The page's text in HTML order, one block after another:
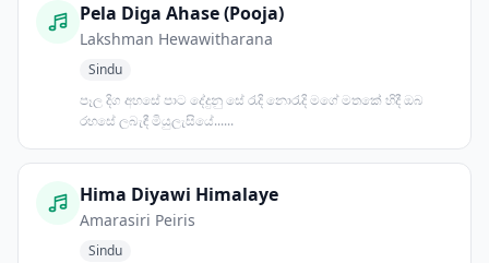
Pela Diga Ahase (Pooja)
Lakshman Hewawitharana
Sindu
පෑල දිග අහසේ පාට දේදුනු සේ රැදි නොරැදි මගේ මතකේ හිදී ඔබ
රහසේ ලබැඳී මියුලැසියේ......
Hima Diyawi Himalaye
Amarasiri Peiris
Sindu